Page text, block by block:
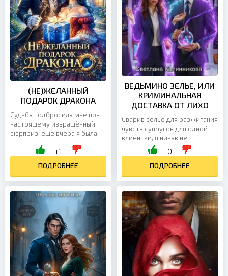
(НЕ)ЖЕЛАННЫЙ
ПОДАРОК ДРАКОНА
Судьба подбросила мне по-
настоящему извращённый
сюрприз: ещё вчера я была
магазина подарков, а сегодня
+1
ПОДРОБНЕЕ
ВЕДЬМИНО ЗЕЛЬЕ, ИЛИ
КРИМИНАЛЬНАЯ
ДОСТАВКА ОТ ЛИХО
Сварив зелье для разжигания
чувств супругов для одной
клиентки, я никак не
ожидала, что вскоре ко мне
явится её разгневанный муж
с обвинениями: жена,...
0
ПОДРОБНЕЕ